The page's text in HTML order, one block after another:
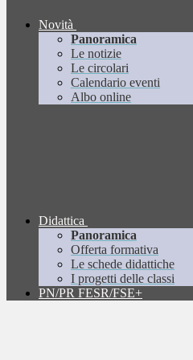
Novità
Panoramica
Le notizie
Le circolari
Calendario eventi
Albo online
Didattica
Panoramica
Offerta formativa
Le schede didattiche
I progetti delle classi
PN/PR FESR/FSE+